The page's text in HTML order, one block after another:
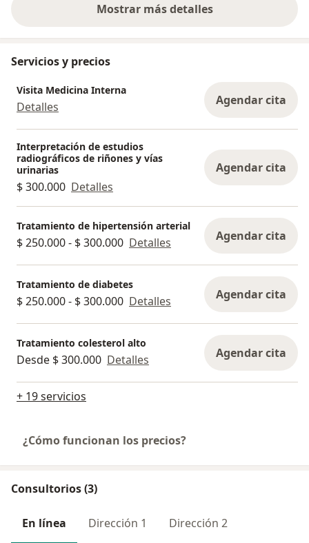
Mostrar más detalles
sobre la experiencia
Servicios y precios
Visita Medicina Interna
Detalles Agendar cita
Interpretación de estudios
radiográficos de riñones y vías
urinarias
$ 300.000 Detalles
Agendar cita
Tratamiento de hipertensión arterial
$ 250.000 - $ 300.000 Detalles Agendar cita
Tratamiento de diabetes
$ 250.000 - $ 300.000 Detalles Agendar cita
Tratamiento colesterol alto
Desde $ 300.000 Detalles Agendar cita
+ 19 servicios
¿Cómo funcionan los precios?
Consultorios (3)
En línea Dirección 1 Dirección 2